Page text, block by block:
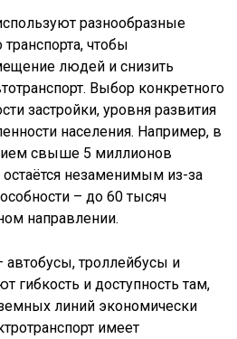
разнообразные
чтобы
людей и снизить
Выбор конкретного
застройки, уровня развития
населения. Например, в
свыше 5 миллионов
незаменимым из-за
– до 60 тысяч
направлении.
троллейбусы и
гибкость и доступность там,
линий экономически
имеет